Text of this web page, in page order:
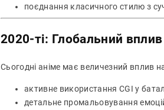
поєднання класичного стилю з
2020-ті: Глобальний вплив
Сьогодні аніме має величезний вплив
активне використання CGI у
детальне промальовування